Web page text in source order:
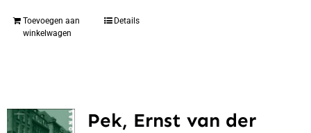
Toevoegen aan
winkelwagen
Details
Pek, Ernst van der